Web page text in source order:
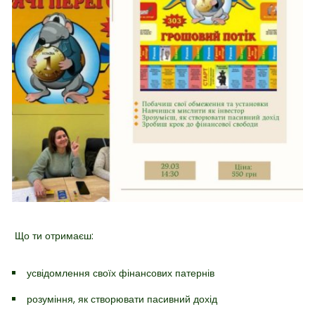
Що ти отримаєш:
усвідомлення своїх фінансових патернів
розуміння, як створювати пасивний дохід